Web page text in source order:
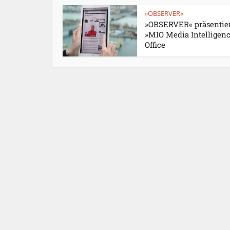
»OBSERVER«
»OBSERVER«
»MIO Media
Office